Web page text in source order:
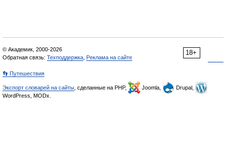
18+
© Академик, 2000-2026
Обратная связь: Техподдержка Реклама на сайте
👣 Путешествия
Экспорт словарей на сайты , сделанные на PHP, Joomla,
Drupal,
WordPress, MODx.